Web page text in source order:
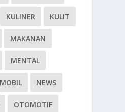
KULINER KULIT
MAKANAN
MENTAL
MOBIL NEWS
OTOMOTIF